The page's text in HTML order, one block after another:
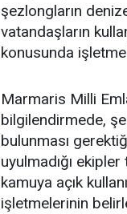
şezlongların
vatandaşların
konusunda
Marmaris Milli
bilgilendirmede,
bulunması
uyulmadığı
kamuya açık
işletmelerinin